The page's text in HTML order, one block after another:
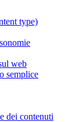
type)
web
semplice
dei contenuti